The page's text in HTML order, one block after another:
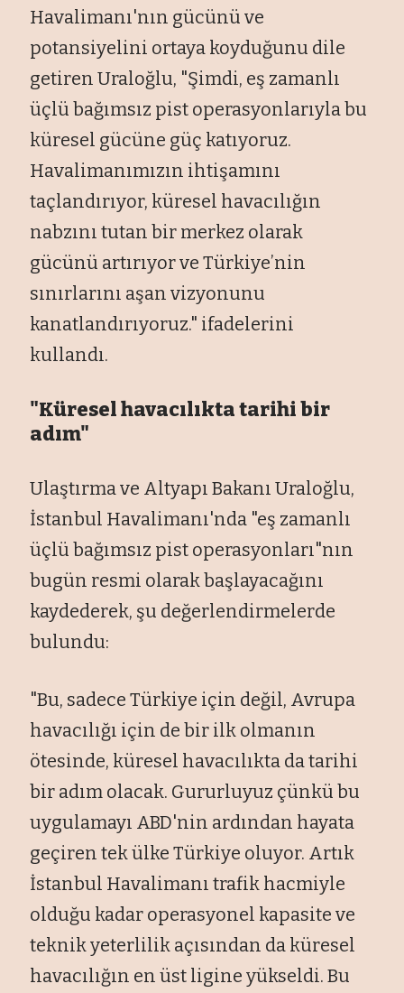
Havalimanı'nın gücünü ve
potansiyelini ortaya koyduğunu dile
getiren Uraloğlu, "Şimdi, eş zamanlı
üçlü bağımsız pist operasyonlarıyla bu
küresel gücüne güç katıyoruz.
Havalimanımızın ihtişamını
taçlandırıyor, küresel havacılığın
nabzını tutan bir merkez olarak
gücünü artırıyor ve Türkiye’nin
sınırlarını aşan vizyonunu
kanatlandırıyoruz." ifadelerini
kullandı.
"Küresel havacılıkta tarihi bir
adım"
Ulaştırma ve Altyapı Bakanı Uraloğlu,
İstanbul Havalimanı'nda "eş zamanlı
üçlü bağımsız pist operasyonları"nın
bugün resmi olarak başlayacağını
kaydederek, şu değerlendirmelerde
bulundu:
"Bu, sadece Türkiye için değil, Avrupa
havacılığı için de bir ilk olmanın
ötesinde, küresel havacılıkta da tarihi
bir adım olacak. Gururluyuz çünkü bu
uygulamayı ABD'nin ardından hayata
geçiren tek ülke Türkiye oluyor. Artık
İstanbul Havalimanı trafik hacmiyle
olduğu kadar operasyonel kapasite ve
teknik yeterlilik açısından da küresel
havacılığın en üst ligine yükseldi. Bu